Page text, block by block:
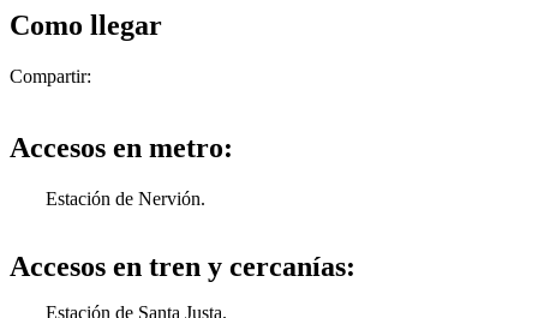
Como llegar
Compartir:
Accesos en metro:
Estación de Nervión.
Accesos en tren y cercanías:
Estación de Santa Justa.